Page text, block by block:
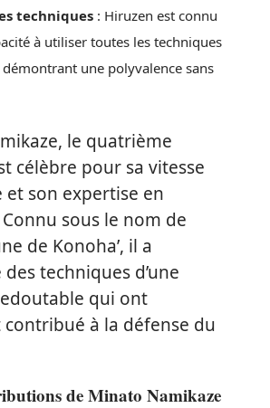
techniques : Hiruzen est connu
à utiliser toutes les techniques
une polyvalence sans
le quatrième
célèbre pour sa vitesse
son expertise en
Connu sous le nom de
de Konoha’, il a
techniques d’une
qui ont
à la défense du
de Minato Namikaze